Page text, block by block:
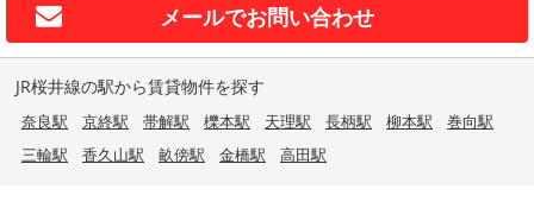
メールでお問い合わせ
JR桜井線の駅から賃貸物件を探す
奈良駅 京終駅 帯解駅 櫟本駅 天理駅 長柄駅 柳本駅
巻向駅
三輪駅
香久山駅 畝傍駅 金橋駅 高田駅